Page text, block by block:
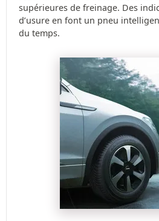
supérieures de freinage. Des
d’usure en font un pneu
du temps.